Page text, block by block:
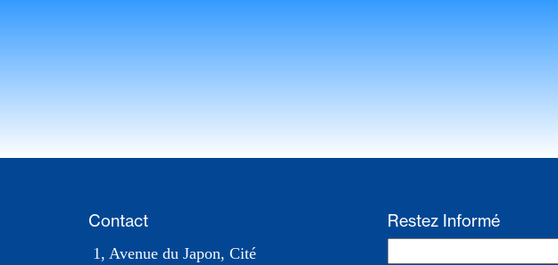
Contact
1, Avenue du Japon, Cité
Restez Informé